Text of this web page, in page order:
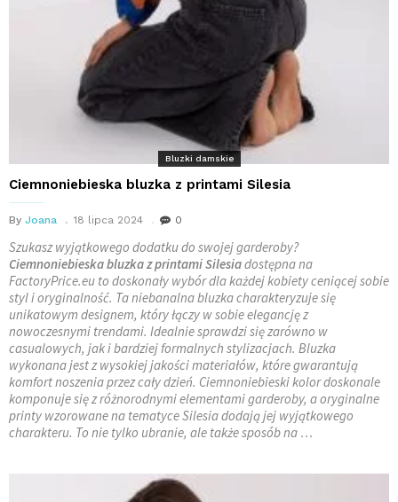
Bluzki damskie
Ciemnoniebieska bluzka z printami Silesia
By Joana 18 lipca 2024 0
Szukasz wyjątkowego dodatku do swojej garderoby?
Ciemnoniebieska bluzka z printami Silesiadostępna na
FactoryPrice.eu to doskonały wybór dla każdej kobiety ceniącej sobie
styl i oryginalność. Ta niebanalna bluzka charakteryzuje się
unikatowym designem, który łączy w sobie elegancję z
nowoczesnymi trendami. Idealnie sprawdzi się zarówno w
casualowych, jak i bardziej formalnych stylizacjach. Bluzka
wykonana jest z wysokiej jakości materiałów, które gwarantują
komfort noszenia przez cały dzień. Ciemnoniebieski kolor doskonale
komponuje się z różnorodnymi elementami garderoby, a oryginalne
printy wzorowane na tematyce Silesia dodają jej wyjątkowego
charakteru. To nie tylko ubranie, ale także sposób na …